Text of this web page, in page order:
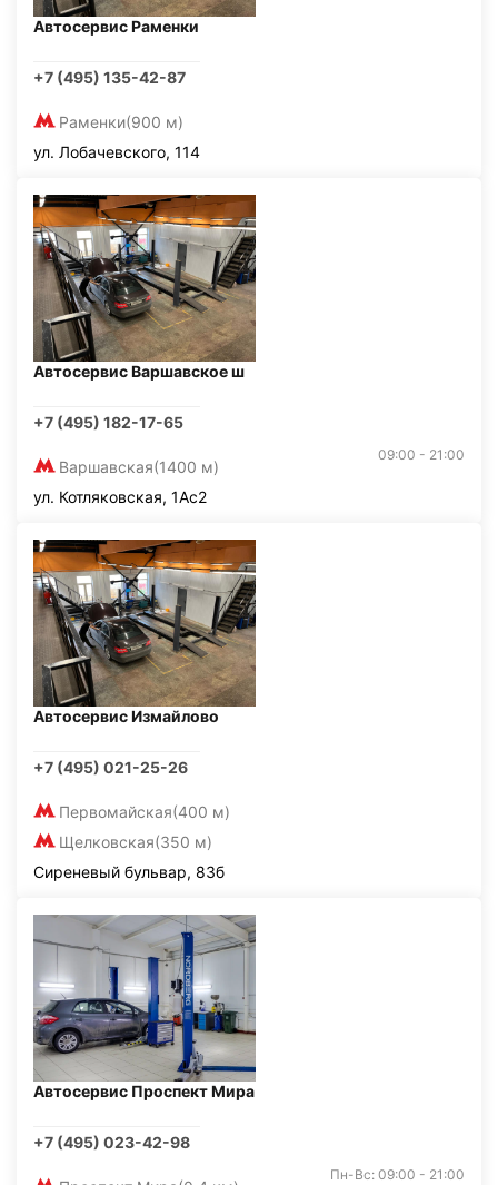
Автосервис Раменки
+7 (495) 135-42-87
Раменки(900 м)
ул. Лобачевского, 114
Автосервис Варшавское ш
+7 (495) 182-17-65
Варшавская(1400 м)
09:00 - 21:00
ул. Котляковская, 1Ас2
Автосервис Измайлово
+7 (495) 021-25-26
Первомайская(400 м)
Щелковская(350 м)
Сиреневый бульвар, 83б
Автосервис Проспект Мира
+7 (495) 023-42-98
Пн-Вс: 09:00 - 21:00